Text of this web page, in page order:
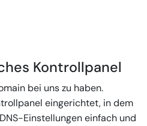
Kontrollpanel
bei uns zu haben.
eingerichtet, in dem
Einstellungen einfach und